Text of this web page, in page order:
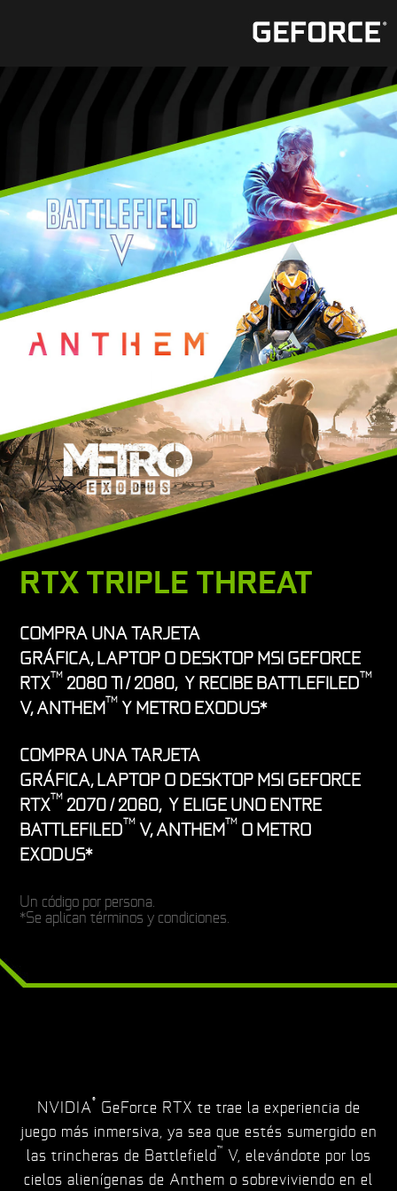
RTX TRIPLE THREAT
COMPRA UNA TARJETA
GRÁFICA, LAPTOP O DESKTOP MSI GEFORCE
RTXTM 2080 Ti / 2080, Y RECIBE BATTLEFILEDTM
V, ANTHEMTM Y METRO EXODUS*
COMPRA UNA TARJETA
GRÁFICA, LAPTOP O DESKTOP MSI GEFORCE
RTXTM 2070 / 2060, Y ELIGE UNO ENTRE
BATTLEFILEDTM V, ANTHEMTM O METRO
EXODUS*
Un código por persona.
*Se aplican términos y condiciones.
NVIDIA® GeForce RTX te trae la experiencia de
juego más inmersiva, ya sea que estés sumergido en
las trincheras de Battlefield™ V, elevándote por los
cielos alienígenas de Anthem o sobreviviendo en el